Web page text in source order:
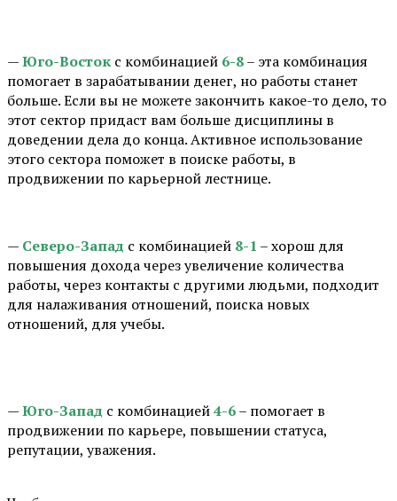
—Юго-Восток с комбинацией 6-8– эта комбинация
помогает в зарабатывании денег, но работы станет
больше. Если вы не можете закончить какое-то дело, то
этот сектор придаст вам больше дисциплины в
доведении дела до конца. Активное использование
этого сектора поможет в поиске работы, в
продвижении по карьерной лестнице.
— Северо-Запад с комбинацией 8-1 – хорош для
повышения дохода через увеличение количества
работы, через контакты с другими людьми, подходит
для налаживания отношений, поиска новых
отношений, для учебы.
—Юго-Запад с комбинацией4-6– помогает в
продвижении по карьере, повышении статуса,
репутации, уважения.